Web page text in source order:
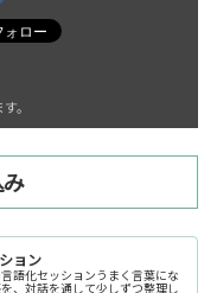
。
ョン
語化セッションうまく言葉にな
、対話を通して少しずつ整理し